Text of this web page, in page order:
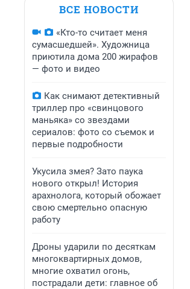
ВСЕ НОВОСТИ
«Кто-то считает меня
сумасшедшей». Художница
приютила дома 200 жирафов
— фото и видео
Как снимают детективный
триллер про «свинцового
маньяка» со звездами
сериалов: фото со съемок и
первые подробности
Укусила змея? Зато паука
нового открыл! История
арахнолога, который обожает
свою смертельно опасную
работу
Дроны ударили по десяткам
многоквартирных домов,
многие охватил огонь,
пострадали дети: главное об